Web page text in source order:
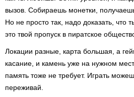
вызов. Собираешь монетки,
Но не просто так, надо доказать,
это твой пропуск в пиратское
Локации разные, карта большая, а
касание, и камень уже на нужном
память тоже не требует. Играть
переживай.